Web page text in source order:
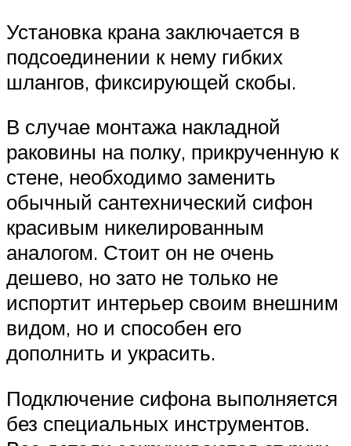
Установка крана заключается в
подсоединении к нему гибких
шлангов, фиксирующей скобы.
В случае монтажа накладной
раковины на полку, прикрученную к
стене, необходимо заменить
обычный сантехнический сифон
красивым никелированным
аналогом. Стоит он не очень
дешево, но зато не только не
испортит интерьер своим внешним
видом, но и способен его
дополнить и украсить.
Подключение сифона выполняется
без специальных инструментов.